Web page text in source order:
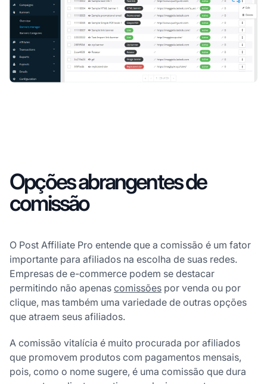
Opções abrangentes de
comissão
O Post Affiliate Pro entende que a comissão é um fator
importante para afiliados na escolha de suas redes.
Empresas de e-commerce podem se destacar
permitindo não apenas comissões por venda ou por
clique, mas também uma variedade de outras opções
que atraem seus afiliados.
A comissão vitalícia é muito procurada por afiliados
que promovem produtos com pagamentos mensais,
pois, como o nome sugere, é uma comissão que dura